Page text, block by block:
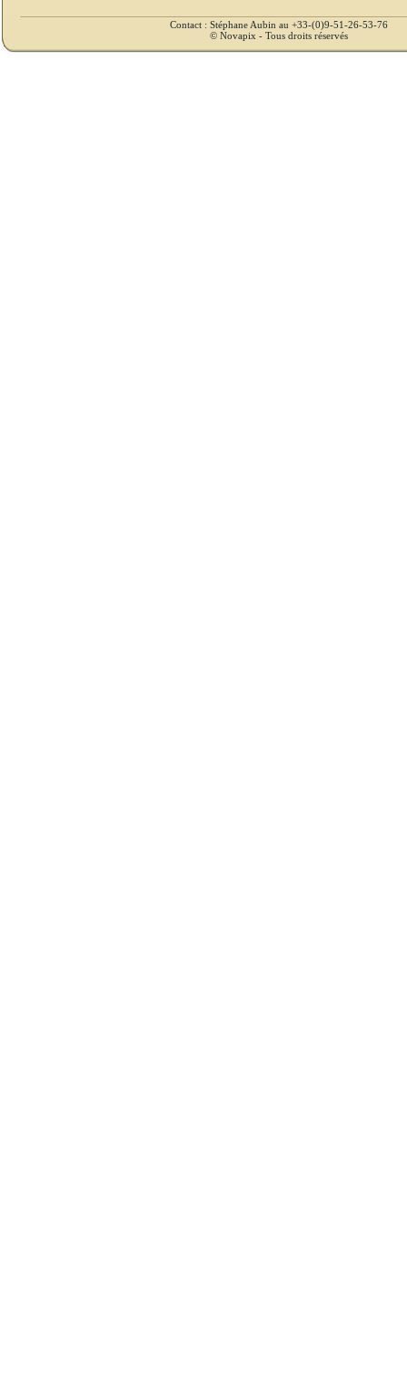
Contact : Stéphane Aubin au +33-(0)9-51-26-53-76
© Novapix - Tous droits réservés